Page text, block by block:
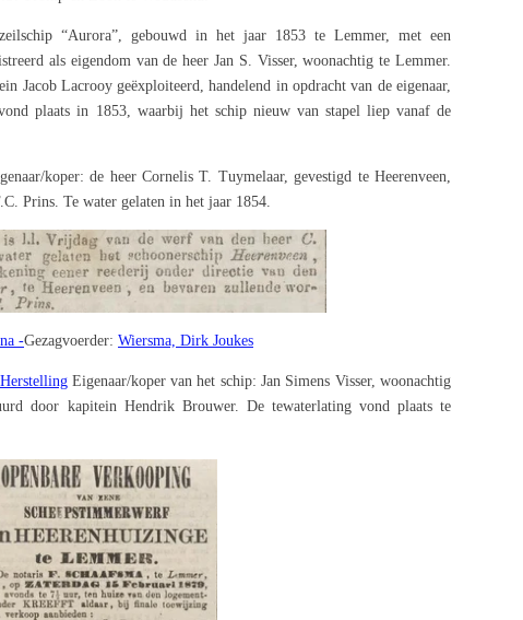
“Aurora”, gebouwd in het jaar 1853 te Lemmer, met een
als eigendom van de heer Jan S. Visser, woonachtig te Lemmer.
Jacob Lacrooy geëxploiteerd, handelend in opdracht van de eigenaar,
plaats in 1853, waarbij het schip nieuw van stapel liep vanaf de
koper: de heer Cornelis T. Tuymelaar, gevestigd te Heerenveen,
Prins. Te water gelaten in het jaar 1854.
-Gezagvoerder: Wiersma, Dirk Joukes
Eigenaar/koper van het schip: Jan Simens Visser, woonachtig
door kapitein Hendrik Brouwer. De tewaterlating vond plaats te